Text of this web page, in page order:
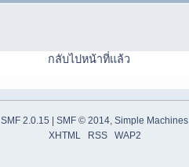
กลับไปหน้าที่แล้ว
SMF 2.0.15 SMF © 2014 Simple Machines
XHTML
RSS WAP2